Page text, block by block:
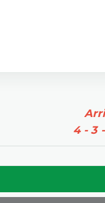
4 - 3